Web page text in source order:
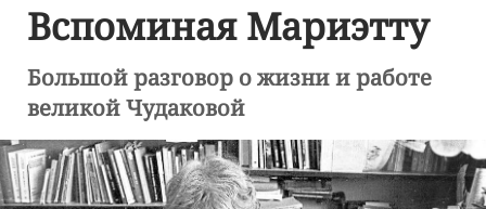
Вспоминая Мариэтту
Большой разговор о жизни и работе
великой Чудаковой